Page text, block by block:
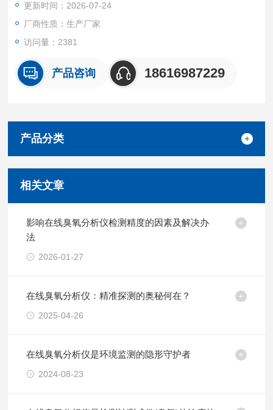
更新时间：2026-07-24
厂商性质：生产厂家
访问量：2381
产品咨询 18616987229
产品分类
相关文章
影响在线臭氧分析仪检测精度的因素及解决办
法
2026-01-27
在线臭氧分析仪：精准探测的奥秘何在？
2025-04-26
在线臭氧分析仪是环境监测的隐形守护者
2024-08-23